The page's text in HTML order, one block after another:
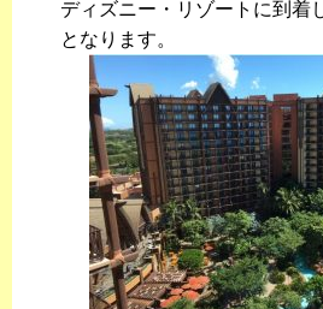
ディズニー・リゾートに到着
となります。